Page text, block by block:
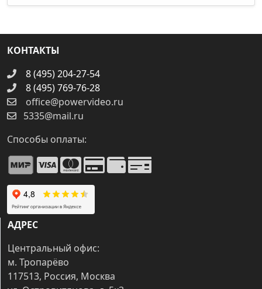
КОНТАКТЫ
8 (495) 204-27-54
8 (495) 769-76-28
office@powervideo.ru
5335@mail.ru
Способы оплаты:
АДРЕС
Центральный офис:
м. Тропарёво
117513, Россия, Москва